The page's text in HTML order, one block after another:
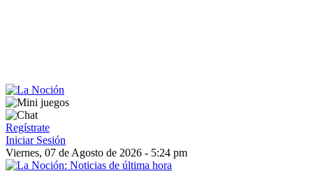
Regístrate
Iniciar Sesión
Viernes, 07 de Agosto de 2026 - 5:24 pm